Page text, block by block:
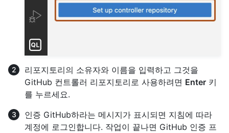
리포지토리의 소유자와 이름을 입력하고 그것을
GitHub 컨트롤러 리포지토리로 사용하려면 Enter 키
를 누르세요.
인증 GitHub하라는 메시지가 표시되면 지침에 따라
계정에 로그인합니다. 작업이 끝나면 GitHub 인증 프